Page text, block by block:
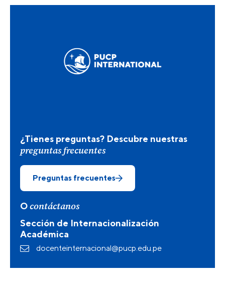
¿Tienes preguntas? Descubre nuestras
preguntas frecuentes
Preguntas frecuentes
Ocontáctanos
Sección de Internacionalización
Académica
docenteinternacional@pucp.edu.pe